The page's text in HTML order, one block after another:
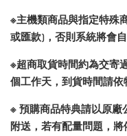
※主機類商品與指定特殊
或匯款)，否則系統將會
※超商取貨時間約為交寄
個工作天，到貨時間請依
※ 預購商品特典請以原廠
附送，若有配量問題，將